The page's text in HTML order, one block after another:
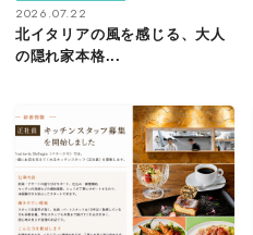
2026.07.22
北イタリアの風を感じる、大人
の隠れ家本格...